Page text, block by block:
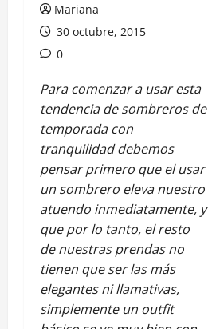
Mariana
30 octubre, 2015
0
Para comenzar a usar esta
tendencia de sombreros de
temporada con
tranquilidad debemos
pensar primero que el usar
un sombrero eleva nuestro
atuendo inmediatamente, y
que por lo tanto, el resto
de nuestras prendas no
tienen que ser las más
elegantes ni llamativas,
simplemente un outfit